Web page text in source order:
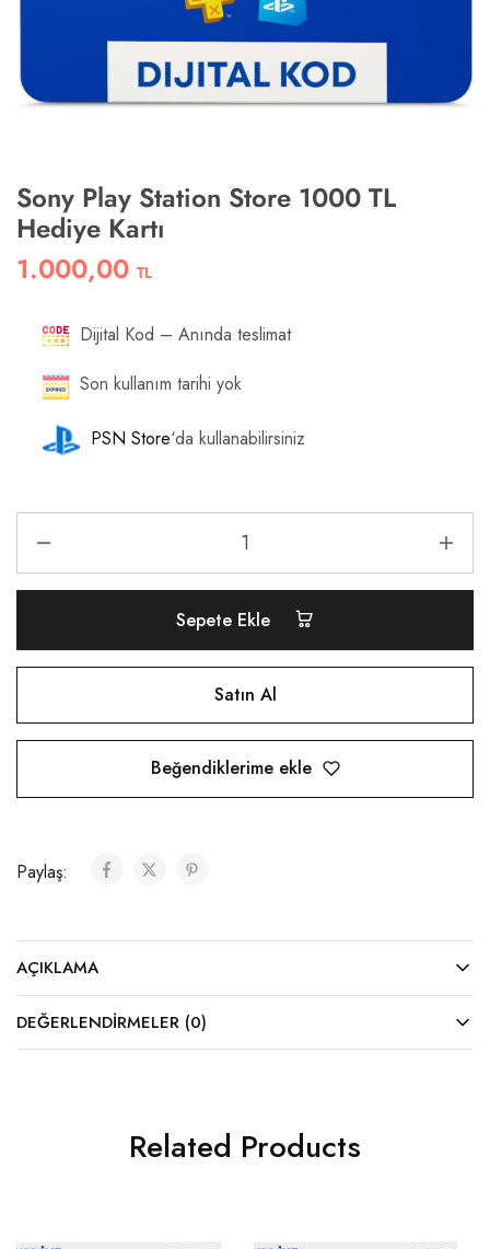
Sony Play Station Store 1000 TL
Hediye Kartı
1.000,00 TL
Dijital Kod – Anında teslimat
Son kullanım tarihi yok
PSN Store‘da kullanabilirsiniz
Sepete Ekle
Satın Al
Beğendiklerime ekle
Paylaş:
AÇIKLAMA
DEĞERLENDIRMELER (0)
Related Products